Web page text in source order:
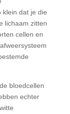
klein dat je die
lichaam zitten
cellen en
bloedcellen
echter